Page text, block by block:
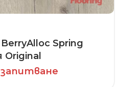
Spring
Original